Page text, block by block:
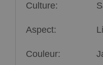
Culture:
Aspect:
Couleur: